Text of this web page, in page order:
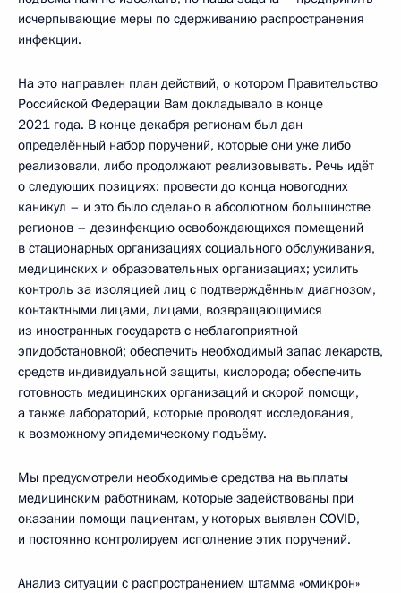
исчерпывающие меры по сдерживанию распространения
инфекции.
На это направлен план действий, о котором Правительство
Российской Федерации Вам докладывало в конце
2021 года. В конце декабря регионам был дан
определённый набор поручений, которые они уже либо
реализовали, либо продолжают реализовывать. Речь идёт
о следующих позициях: провести до конца новогодних
каникул – и это было сделано в абсолютном большинстве
регионов – дезинфекцию освобождающихся помещений
в стационарных организациях социального обслуживания,
медицинских и образовательных организациях; усилить
контроль за изоляцией лиц с подтверждённым диагнозом,
контактными лицами, лицами, возвращающимися
из иностранных государств с неблагоприятной
эпидобстановкой; обеспечить необходимый запас лекарств,
средств индивидуальной защиты, кислорода; обеспечить
готовность медицинских организаций и скорой помощи,
а также лабораторий, которые проводят исследования,
к возможному эпидемическому подъёму.
Мы предусмотрели необходимые средства на выплаты
медицинским работникам, которые задействованы при
оказании помощи пациентам, у которых выявлен COVID,
и постоянно контролируем исполнение этих поручений.
Анализ ситуации с распространением штамма «омикрон»